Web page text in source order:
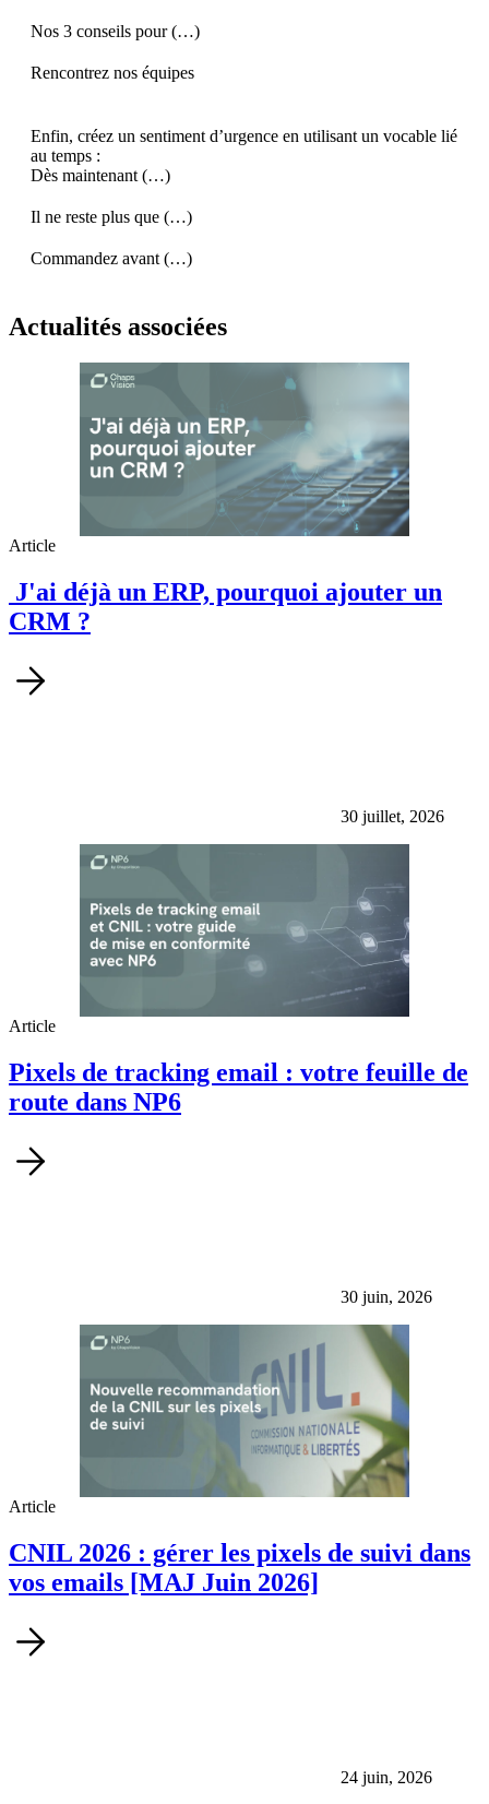
Nos 3 conseils pour (…)
Rencontrez nos équipes
Enfin, créez un sentiment d’urgence en utilisant un vocable lié
au temps :
Dès maintenant (…)
Il ne reste plus que (…)
Commandez avant (…)
Actualités associées
Article
J'ai déjà un ERP, pourquoi ajouter un
CRM ?
30 juillet, 2026
Article
Pixels de tracking email : votre feuille de
route dans NP6
30 juin, 2026
Article
CNIL 2026 : gérer les pixels de suivi dans
vos emails [MAJ Juin 2026]
24 juin, 2026